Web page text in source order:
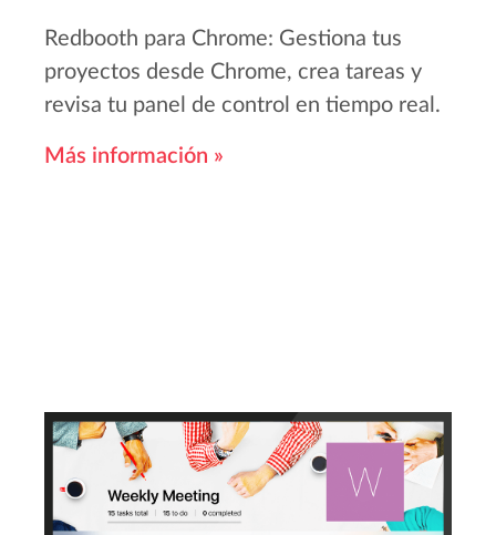
Redbooth para Chrome: Gestiona tus
proyectos desde Chrome, crea tareas y
revisa tu panel de control en tiempo real.
Más información »